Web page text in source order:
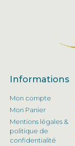
Informations
Mon compte
Mon Panier
Mentions légales &
politique de
confidentialité